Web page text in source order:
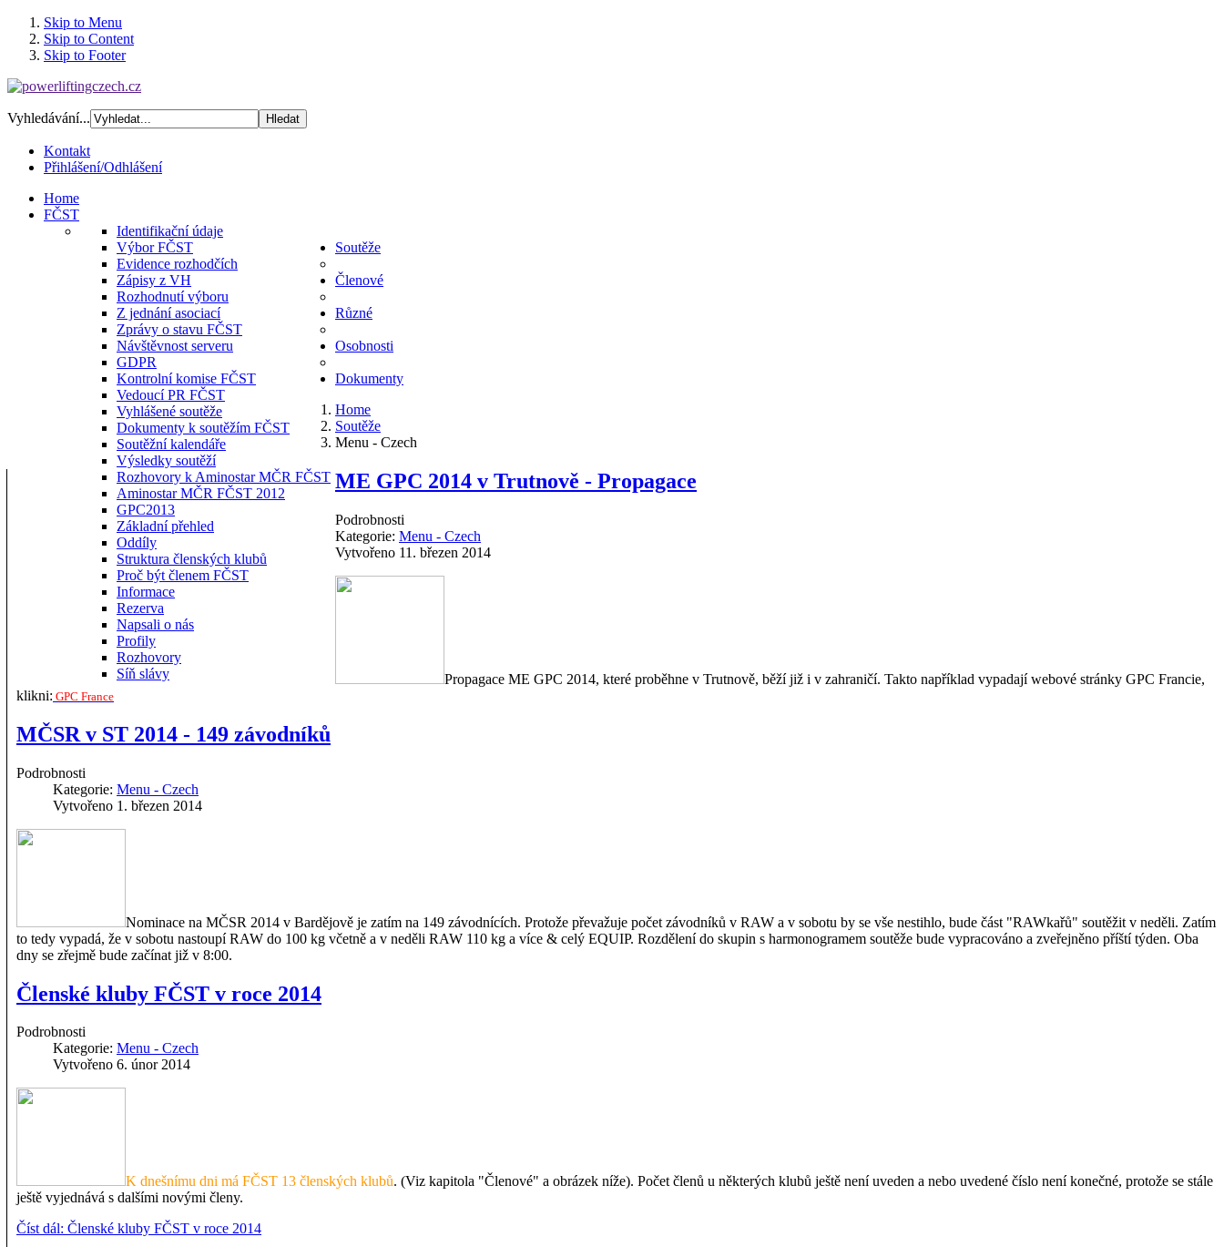
Skip to Menu
Skip to Content
Skip to Footer
Vyhledávání...
Kontakt
Přihlášení/Odhlášení
Home
FČST
Identifikační údaje
Výbor FČST
Evidence rozhodčích
Zápisy z VH
Rozhodnutí výboru
Z jednání asociací
Zprávy o stavu FČST
Návštěvnost serveru
GDPR
Kontrolní komise FČST
Vedoucí PR FČST
Soutěže
Vyhlášené soutěže
Dokumenty k soutěžím FČST
Soutěžní kalendáře
Výsledky soutěží
Rozhovory k Aminostar MČR FČST
Aminostar MČR FČST 2012
GPC2013
Členové
Základní přehled
Oddíly
Struktura členských klubů
Proč být členem FČST
Různé
Informace
Rezerva
Osobnosti
Napsali o nás
Profily
Rozhovory
Síň slávy
Dokumenty
Home
Soutěže
Menu - Czech
ME GPC 2014 v Trutnově - Propagace
Podrobnosti
Kategorie: Menu - Czech
Vytvořeno 11. březen 2014
Propagace ME GPC 2014, které proběhne v Trutnově, běží již i v zahraničí. Takto například vypadají webové stránky GPC Francie,
klikni: GPC France
MČSR v ST 2014 - 149 závodníků
Podrobnosti
Kategorie: Menu - Czech
Vytvořeno 1. březen 2014
Nominace na MČSR 2014 v Bardějově je zatím na 149 závodnících. Protože převažuje počet závodníků v RAW a v sobotu by se vše nestihlo, bude část "RAWkařů" soutěžit v neděli. Zatím
to tedy vypadá, že v sobotu nastoupí RAW do 100 kg včetně a v neděli RAW 110 kg a více & celý EQUIP. Rozdělení do skupin s harmonogramem soutěže bude vypracováno a zveřejněno příští týden. Oba
dny se zřejmě bude začínat již v 8:00.
Členské kluby FČST v roce 2014
Podrobnosti
Kategorie: Menu - Czech
Vytvořeno 6. únor 2014
K dnešnímu dni má FČST 13 členských klubů. (Viz kapitola "Členové" a obrázek níže). Počet členů u některých klubů ještě není uveden a nebo uvedené číslo není konečné, protože se stále
ještě vyjednává s dalšími novými členy.
Číst dál: Členské kluby FČST v roce 2014